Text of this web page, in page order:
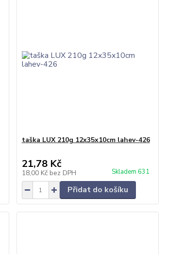
taška LUX 210g 12x35x10cm lahev-426
21,78 Kč
18,00 Kč bez DPH Skladem 631
Přidat do košíku